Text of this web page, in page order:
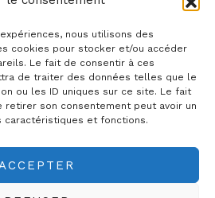
nous utilisons des
cookies pour stocker et/ou accéder
Le fait de consentir à ces
de traiter des données telles que le
ou les ID uniques sur ce site. Le fait
retirer son consentement peut avoir un
et fonctions.
ACCEPTER
Natty Art
YOUR SOUL
Art 2019-2025